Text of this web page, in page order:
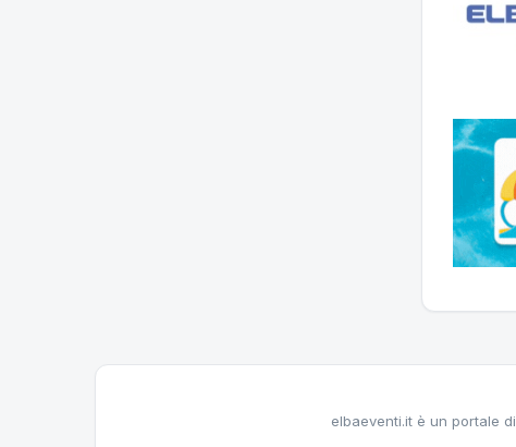
elbaeventi.it è un portale di